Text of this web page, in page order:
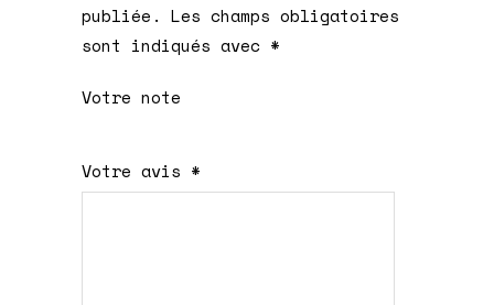
publiée. Les champs obligatoires
sont indiqués avec *
Votre note
sur
sur
sur 5
sur 5
sur 5
Votre avis *